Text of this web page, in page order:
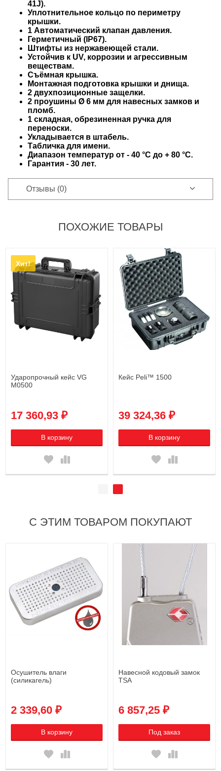
41J).
Уплотнительное кольцо по периметру
крышки.
1 Автоматический клапан давления.
Герметичный (IP67).
Штифты из нержавеющей стали.
Устойчив к UV, коррозии и агрессивным
веществам.
Съёмная крышка.
Монтажная подготовка крышки и днища.
2 двухпозиционные защелки.
2 проушины Ø 6 мм для навесных замков и
пломб.
1 складная, обрезиненная ручка для
переноски.
Укладывается в штабель.
Табличка для имени.
Диапазон температур от - 40 °C до + 80 °C.
Гарантия - 30 лет.
Отзывы (0)
ПОХОЖИЕ ТОВАРЫ
Хит!
Ударопрочный кейс VG
M0500
17 360,93 ₽
В корзину
Кейс Peli™ 1500
39 324,36 ₽
В корзину
С ЭТИМ ТОВАРОМ ПОКУПАЮТ
Осушитель влаги
(силикагель)
2 339,60 ₽
В корзину
Навесной кодовый замок
TSA
6 857,25 ₽
Под заказ